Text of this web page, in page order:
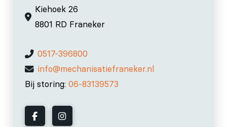
Kiehoek 26
8801 RD Franeker
0517-396800
info@mechanisatiefraneker.nl
Bij storing: 06-83139573